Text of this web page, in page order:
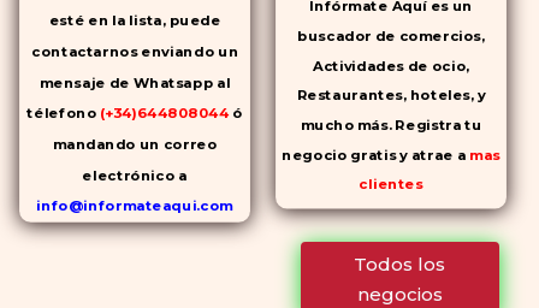
esté en la lista, puede
contactarnos enviando un
mensaje de Whatsapp al
télefono (+34)644808044 ó
mandando un correo
electrónico a
info@informateaqui.com
Mientras que antes la
Infórmate Aquí es un
buscador de comercios,
Actividades de ocio,
Restaurantes, hoteles, y
mucho más. Registra tu
negocio gratis y atrae a mas
clientes
Todos los
negocios